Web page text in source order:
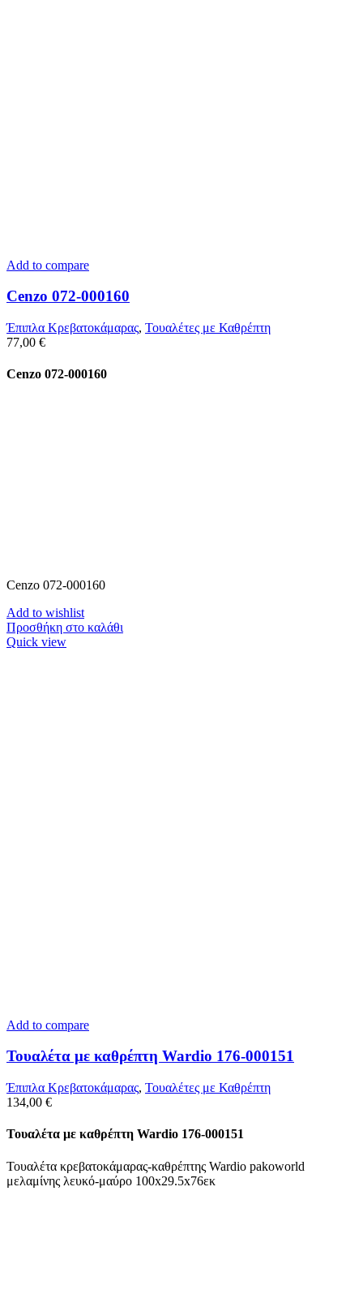
Add to compare
Cenzo 072-000160
Έπιπλα Κρεβατοκάμαρας, Τουαλέτες με Καθρέπτη
77,00 €
Cenzo 072-000160
Cenzo 072-000160
Add to wishlist
Προσθήκη στο καλάθι
Quick view
Add to compare
Τουαλέτα με καθρέπτη Wardio 176-000151
Έπιπλα Κρεβατοκάμαρας, Τουαλέτες με Καθρέπτη
134,00 €
Τουαλέτα με καθρέπτη Wardio 176-000151
Τουαλέτα κρεβατοκάμαρας-καθρέπτης Wardio pakoworld
μελαμίνης λευκό-μαύρο 100x29.5x76εκ